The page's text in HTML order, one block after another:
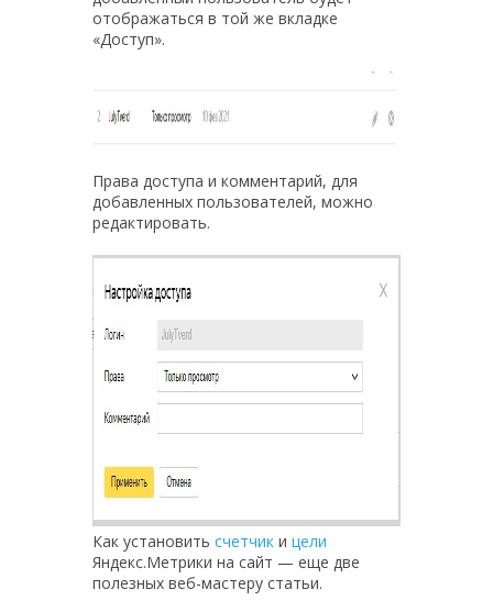
отображаться в той же вкладке
«Доступ».
Права доступа и комментарий, для
добавленных пользователей, можно
редактировать.
Как установить счетчик и цели
Яндекс.Метрики на сайт — еще две
полезных веб-мастеру статьи.